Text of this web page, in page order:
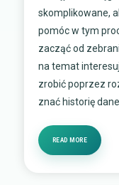
skomplikowane,
pomóc w tym
zacząć od
na temat
zrobić poprzez
znać historię
READ MORE